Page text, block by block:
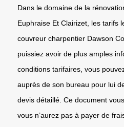
Dans le domaine de la
Euphraise Et Clairizet, les tarifs
couvreur charpentier Dawson
puissiez avoir de plus amples
conditions tarifaires, vous
auprès de son bureau pour lui
devis détaillé. Ce document
vous n’aurez pas à payer de